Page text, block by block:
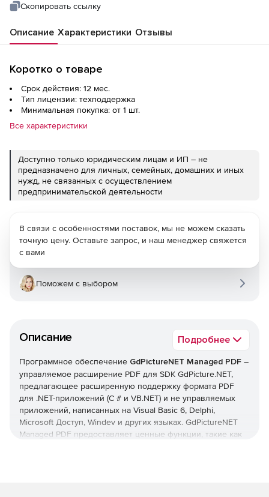
Скопировать ссылку
Описание Характеристики Отзывы
Коротко о товаре
Срок действия: 12 мес.
Тип лицензии: техподдержка
Минимальная покупка: от 1 шт.
Все характеристики
Доступно только юридическим лицам и ИП – не
предназначено для личных, семейных, домашних и иных
нужд, не связанных с осуществлением
предпринимательской деятельности
Описание Подробнее
Программное обеспечение GdPictureNET Managed PDF –
управляемое расширение PDF для SDK GdPicture.NET,
предлагающее расширенную поддержку формата PDF
для .NET-приложений (C # и VB.NET) и не управляемых
приложений, написанных на Visual Basic 6, Delphi,
Microsoft Доступ, Windev и других языках. GdPictureNET
Managed PDF предоставляет ценные функции, такие как
В связи с особенностями поставок, мы не можем сказать
точную цену. Оставьте запрос, и наш менеджер свяжется
с вами
Поможем с выбором